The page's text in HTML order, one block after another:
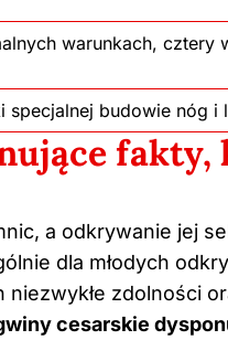
warunkach, cztery
budowie nóg i
fakty,
a odkrywanie jej
dla młodych
zdolności
cesarskie